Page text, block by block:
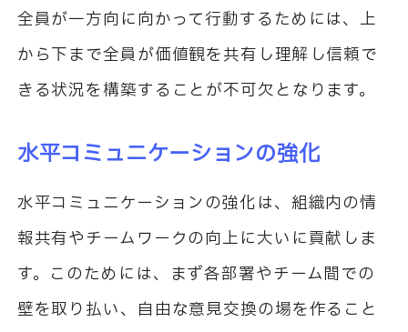
全員が一方向に向かって行動するためには、上
から下まで全員が価値観を共有し理解し信頼で
きる状況を構築することが不可欠となります。
水平コミュニケーションの強化
水平コミュニケーションの強化は、組織内の情
報共有やチームワークの向上に大いに貢献しま
す。このためには、まず各部署やチーム間での
壁を取り払い、自由な意見交換の場を作ること